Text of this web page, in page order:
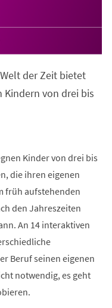
der Zeit bietet
von drei bis
Kinder von drei bis
die ihren eigenen
früh aufstehenden
den Jahreszeiten
An 14 interaktiven
Beruf seinen eigenen
notwendig, es geht